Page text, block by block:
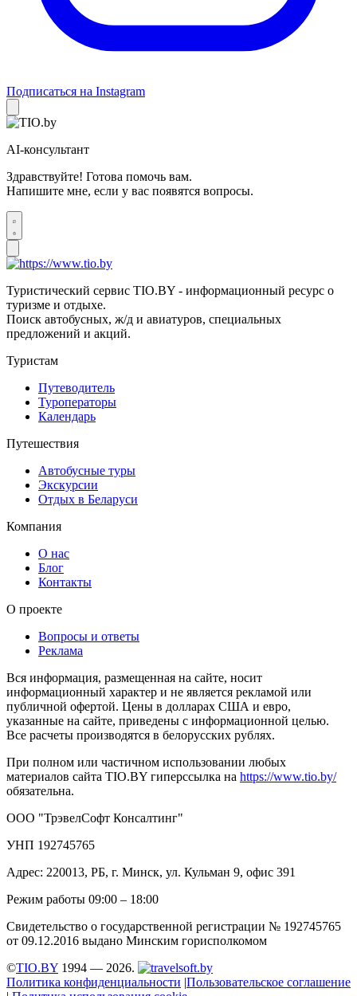
Подписаться на Instagram
AI-консультант
Здравствуйте! Готова помочь вам.
Напишите мне, если у вас появятся вопросы.
Туристический сервис TIO.BY - информационный ресурс о
туризме и отдыхе.
Поиск автобусных, ж/д и авиатуров, специальных
предложений и акций.
Туристам
Путеводитель
Туроператоры
Календарь
Путешествия
Автобусные туры
Экскурсии
Отдых в Беларуси
Компания
О нас
Блог
Контакты
О проекте
Вопросы и ответы
Реклама
Вся информация, размещенная на сайте, носит
информационный характер и не является рекламой или
публичной офертой. Цены в долларах США и евро,
указанные на сайте, приведены с информационной целью.
Все расчеты производятся в белорусских рублях.
При полном или частичном использовании любых
материалов сайта TIO.BY гиперссылка на https://www.tio.by/
обязательна.
ООО "ТрэвелСофт Консалтинг"
УНП 192745765
Адрес: 220013, РБ, г. Минск, ул. Кульман 9, офис 391
Режим работы 09:00 – 18:00
Свидетельство о государственной регистрации № 192745765
от 09.12.2016 выдано Минским горисполкомом
©TIO.BY 1994 — 2026.
Политика конфиденциальности |Пользовательское соглашение